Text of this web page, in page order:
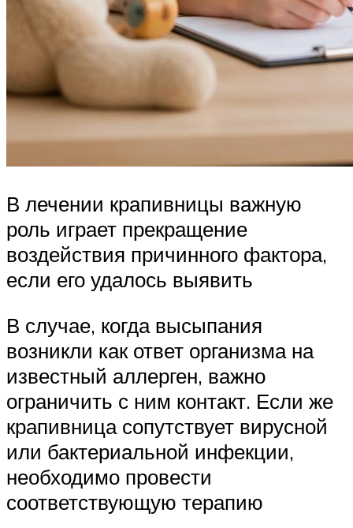
В лечении крапивницы важную
роль играет прекращение
воздействия причинного фактора,
если его удалось выявить
В случае, когда высыпания
возникли как ответ организма на
известный аллерген, важно
ограничить с ним контакт. Если же
крапивница сопутствует вирусной
или бактериальной инфекции,
необходимо провести
соответствующую терапию